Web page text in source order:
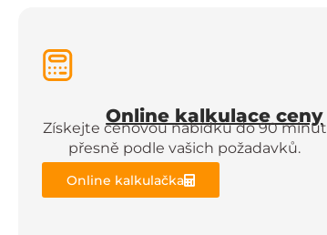
Online kalkulace ceny
Získejte cenovou nabídku do 90 minut
přesně podle vašich požadavků.
Online kalkulačka